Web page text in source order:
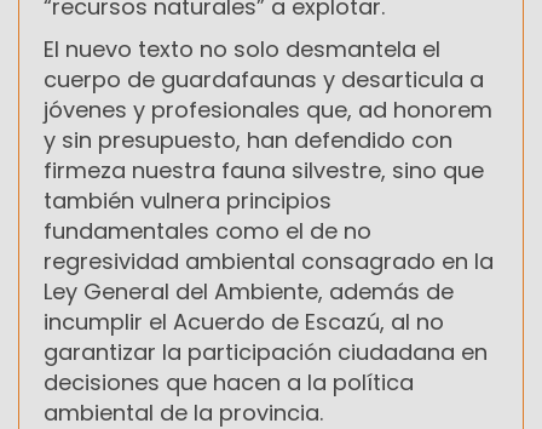
“recursos naturales” a explotar.
El nuevo texto no solo desmantela el
cuerpo de guardafaunas y desarticula a
jóvenes y profesionales que, ad honorem
y sin presupuesto, han defendido con
firmeza nuestra fauna silvestre, sino que
también vulnera principios
fundamentales como el de no
regresividad ambiental consagrado en la
Ley General del Ambiente, además de
incumplir el Acuerdo de Escazú, al no
garantizar la participación ciudadana en
decisiones que hacen a la política
ambiental de la provincia.